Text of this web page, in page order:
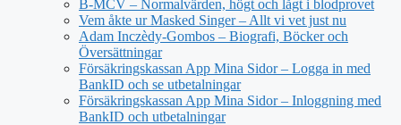
B-MCV – Normalvärden, högt och lågt i blodprovet
Vem åkte ur Masked Singer – Allt vi vet just nu
Adam Inczèdy-Gombos – Biografi, Böcker och
Översättningar
Försäkringskassan App Mina Sidor – Logga in med
BankID och se utbetalningar
Försäkringskassan App Mina Sidor – Inloggning med
BankID och utbetalningar